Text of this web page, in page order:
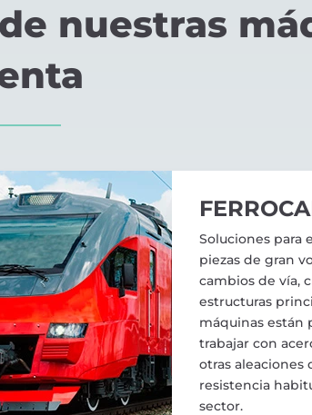
nuestras
Soluciones para
piezas de gran
cambios de vía,
estructuras
máquinas están
trabajar con
otras aleaciones
resistencia
sector.